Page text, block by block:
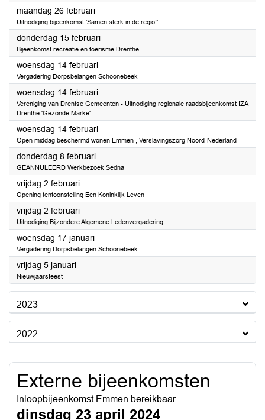
maandag 26 februari2024
Uitnodiging bijeenkomst 'Samen sterk in de regio!'
donderdag 15 februari2024
Bijeenkomst recreatie en toerisme Drenthe
woensdag 14 februari2024
Vergadering Dorpsbelangen Schoonebeek
woensdag 14 februari2024
Vereniging van Drentse Gemeenten - Uitnodiging regionale raadsbijeenkomst IZA
Drenthe 'Gezonde Marke'
woensdag 14 februari2024
Open middag beschermd wonen Emmen , Verslavingszorg Noord-Nederland
donderdag 8 februari2024
GEANNULEERD Werkbezoek Sedna
vrijdag 2 februari2024
Opening tentoonstelling Een Koninklijk Leven
vrijdag 2 februari2024
Uitnodiging Bijzondere Algemene Ledenvergadering
woensdag 17 januari2024
Vergadering Dorpsbelangen Schoonebeek
vrijdag 5 januari2024
Nieuwjaarsfeest
2023
2022
Externe bijeenkomsten
Inloopbijeenkomst Emmen bereikbaar
dinsdag 23 april 2024